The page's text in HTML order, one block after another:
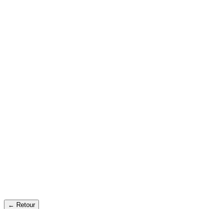
← Retour